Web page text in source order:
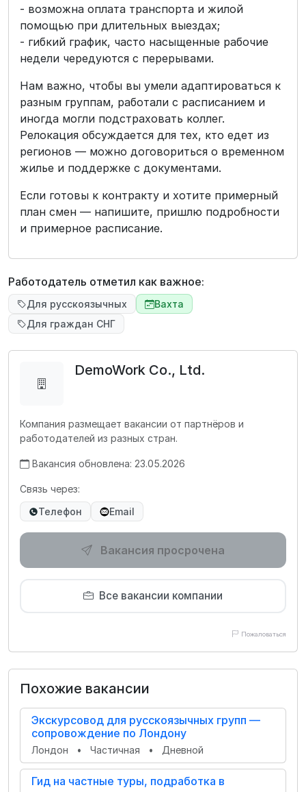
- возможна оплата транспорта и жилой
помощью при длительных выездах;
- гибкий график, часто насыщенные рабочие
недели чередуются с перерывами.
Нам важно, чтобы вы умели адаптироваться к
разным группам, работали с расписанием и
иногда могли подстраховать коллег.
Релокация обсуждается для тех, кто едет из
регионов — можно договориться о временном
жилье и поддержке с документами.
Если готовы к контракту и хотите примерный
план смен — напишите, пришлю подробности
и примерное расписание.
Работодатель отметил как важное:
Для русскоязычных
Вахта
Для граждан СНГ
DemoWork Co., Ltd.
Компания размещает вакансии от партнёров и
работодателей из разных стран.
Вакансия обновлена: 23.05.2026
Связь через:
Телефон
Email
Вакансия просрочена
Все вакансии компании
Пожаловаться
Похожие вакансии
Экскурсовод для русскоязычных групп —
сопровождение по Лондону
Лондон • Частичная • Дневной
Гид на частные туры, подработка в